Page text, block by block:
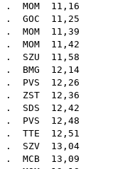
. MOM 11,16
. GOC 11,25
. MOM 11,39
. MOM 11,42
. SZU 11,58
. BMG 12,14
. PVS 12,26
. ZST 12,36
. SDS 12,42
. PVS 12,48
. TTE 12,51
. SZV 13,04
. MCB 13,09